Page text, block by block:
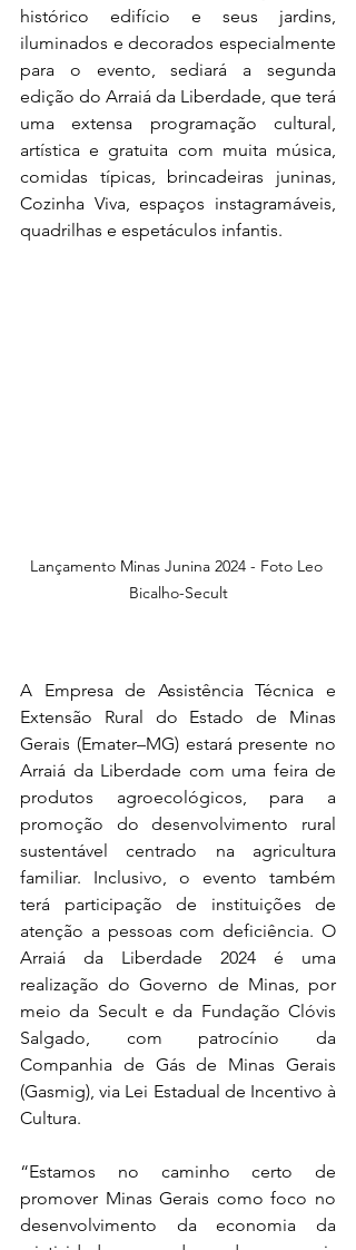
histórico edifício e seus jardins,
iluminados e decorados especialmente
para o evento, sediará a segunda
edição do Arraiá da Liberdade, que terá
uma extensa programação cultural,
artística e gratuita com muita música,
comidas típicas, brincadeiras juninas,
Cozinha Viva, espaços instagramáveis,
quadrilhas e espetáculos infantis.
Lançamento Minas Junina 2024 - Foto Leo
Bicalho-Secult
A Empresa de Assistência Técnica e
Extensão Rural do Estado de Minas
Gerais (Emater–MG) estará presente no
Arraiá da Liberdade com uma feira de
produtos agroecológicos, para a
promoção do desenvolvimento rural
sustentável centrado na agricultura
familiar. Inclusivo, o evento também
terá participação de instituições de
atenção a pessoas com deficiência. O
Arraiá da Liberdade 2024 é uma
realização do Governo de Minas, por
meio da Secult e da Fundação Clóvis
Salgado, com patrocínio da
Companhia de Gás de Minas Gerais
(Gasmig), via Lei Estadual de Incentivo à
Cultura.
“Estamos no caminho certo de
promover Minas Gerais como foco no
desenvolvimento da economia da